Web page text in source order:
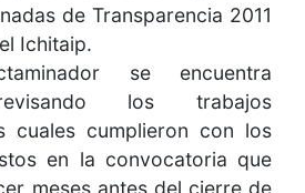
de Transparencia 2011
Ichitaip.
se encuentra
los trabajos
cuales cumplieron con los
en la convocatoria que
meses antes del cierre de